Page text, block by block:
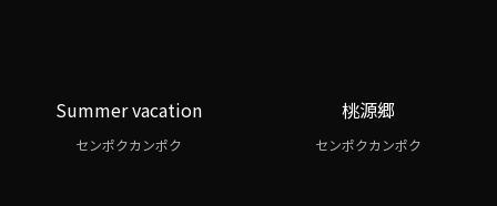
Summer vacation
センポクカンポク
桃源郷
センポクカンポク